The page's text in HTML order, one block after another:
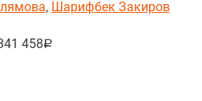
, Шарифбек Закиров
458руб.